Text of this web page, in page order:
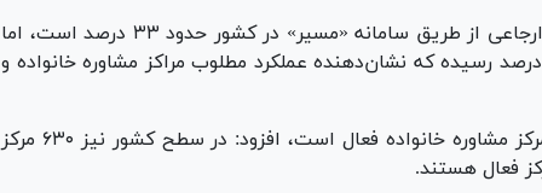
وی ادامه داد: میانگین سازش پرونده‌های ارجاعی از طریق سامانه «مسیر» در کشور حدود ۳۳ درصد است، اما
این رقم در استان گلستان به بیش از ۴۰ درصد رسیده که نشان‌دهنده عملکرد مطلوب مراکز مشاوره خانواده و
خانی با بیان اینکه در استان گلستان ۱۶ مرکز مشاوره خانواده فعال است، افزود: در سطح کشور نیز ۶۳۰ مرکز